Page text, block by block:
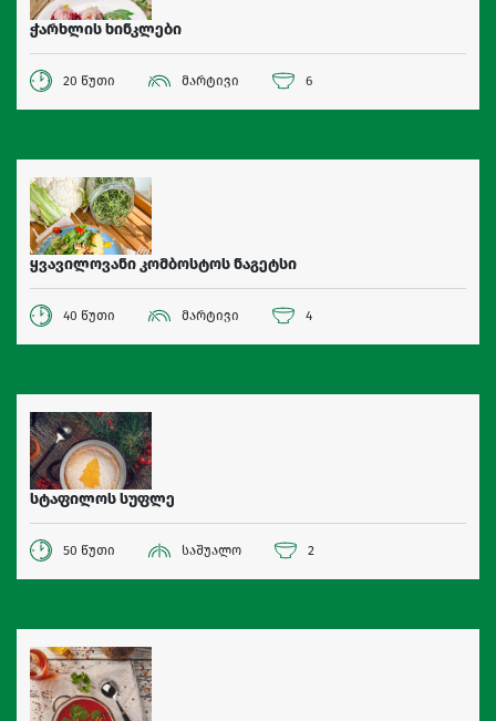
ჭარხლის ხინკლები
20 წუთი მარტივი 6
ყვავილოვანი კომბოსტოს ნაგეტსი
40 წუთი მარტივი 4
სტაფილოს სუფლე
50 წუთი საშუალო 2